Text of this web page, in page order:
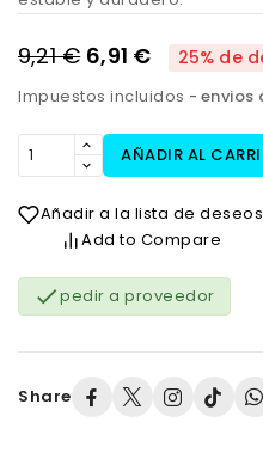
9,21 € 6,91 € 25% de
Impuestos incluidos envios
AÑADIR AL
Añadir a la lista de deseos
Add to Compare
pedir a proveedor
Share